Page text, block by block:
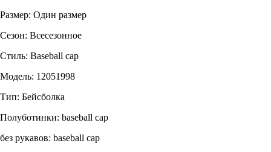
Размер: Один размер
Сезон: Всесезонное
Стиль: Baseball cap
Модель: 12051998
Тип: Бейсболка
Полуботинки: baseball cap
без рукавов: baseball cap